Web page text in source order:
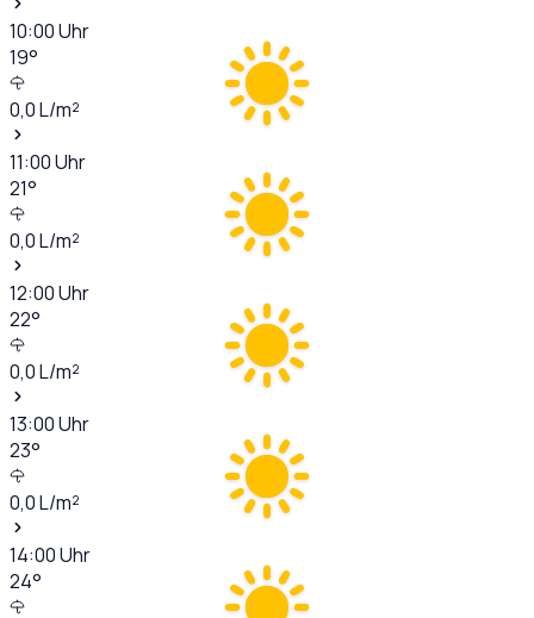
10:00Uhr
19°
0,0L/m²
11:00Uhr
21°
0,0L/m²
12:00Uhr
22°
0,0L/m²
13:00Uhr
23°
0,0L/m²
14:00Uhr
24°